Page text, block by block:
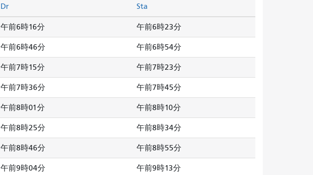
Dr
Sta
午前6時16分 午前6時23分
午前6時46分 午前6時54分
午前7時15分 午前7時23分
午前7時36分 午前7時45分
午前8時01分 午前8時10分
午前8時25分 午前8時34分
午前8時46分 午前8時55分
午前9時04分 午前9時13分